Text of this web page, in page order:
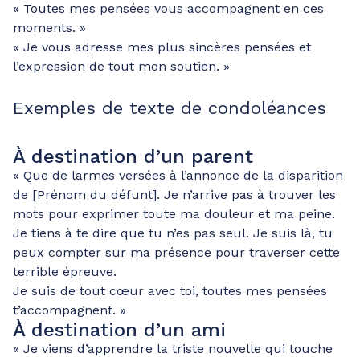
« Toutes mes pensées vous accompagnent en ces
moments. »
« Je vous adresse mes plus sincères pensées et
l’expression de tout mon soutien. »
Exemples de texte de condoléances
À destination d’un parent
« Que de larmes versées à l’annonce de la disparition
de [Prénom du défunt]. Je n’arrive pas à trouver les
mots pour exprimer toute ma douleur et ma peine.
Je tiens à te dire que tu n’es pas seul. Je suis là, tu
peux compter sur ma présence pour traverser cette
terrible épreuve.
Je suis de tout cœur avec toi, toutes mes pensées
t’accompagnent. »
À destination d’un ami
« Je viens d’apprendre la triste nouvelle qui touche